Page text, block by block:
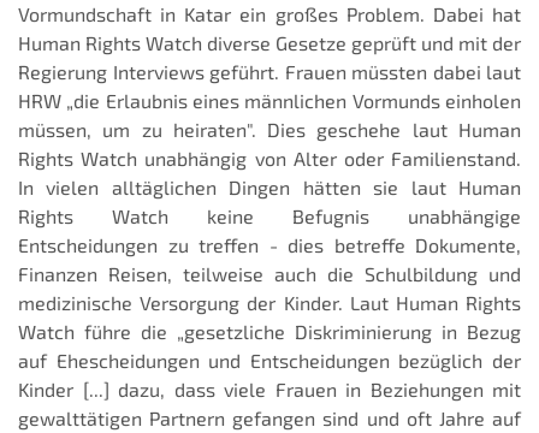
Vormundschaft in Katar ein großes Problem. Dabei hat
Human Rights Watch diverse Gesetze geprüft und mit der
Regierung Interviews geführt. Frauen müssten dabei laut
HRW „die Erlaubnis eines männlichen Vormunds einholen
müssen, um zu heiraten". Dies geschehe laut Human
Rights Watch unabhängig von Alter oder Familienstand.
In vielen alltäglichen Dingen hätten sie laut Human
Rights Watch keine Befugnis unabhängige
Entscheidungen zu treffen - dies betreffe Dokumente,
Finanzen Reisen, teilweise auch die Schulbildung und
medizinische Versorgung der Kinder. Laut Human Rights
Watch führe die „gesetzliche Diskriminierung in Bezug
auf Ehescheidungen und Entscheidungen bezüglich der
Kinder [...] dazu, dass viele Frauen in Beziehungen mit
gewalttätigen Partnern gefangen sind und oft Jahre auf